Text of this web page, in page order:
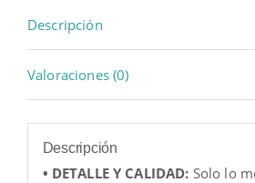
Descripción
Valoraciones (0)
Descripción
• DETALLE Y CALIDAD: Solo lo